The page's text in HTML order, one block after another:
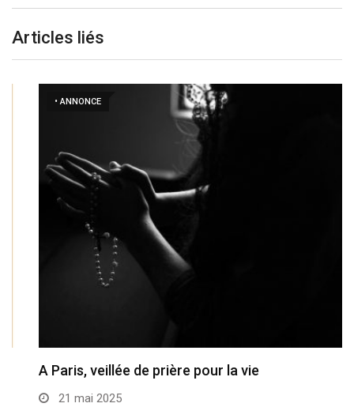
Articles liés
• ANNONCE
A Paris, veillée de prière pour la vie
21 mai 2025